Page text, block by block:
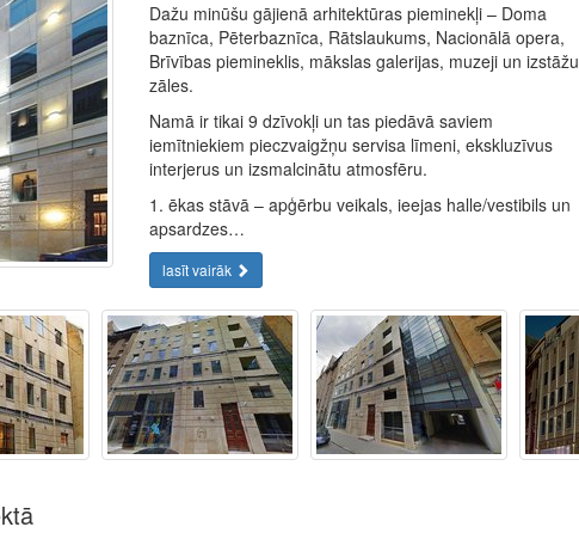
Dažu minūšu gājienā arhitektūras pieminekļi – Doma
baznīca, Pēterbaznīca, Rātslaukums, Nacionālā opera,
Brīvības piemineklis, mākslas galerijas, muzeji un izstāžu
zāles.
Namā ir tikai 9 dzīvokļi un tas piedāvā saviem
iemītniekiem pieczvaigžņu servisa līmeni, ekskluzīvus
interjerus un izsmalcinātu atmosfēru.
1. ēkas stāvā – apģērbu veikals, ieejas halle/vestibils un
apsardzes…
lasīt vairāk